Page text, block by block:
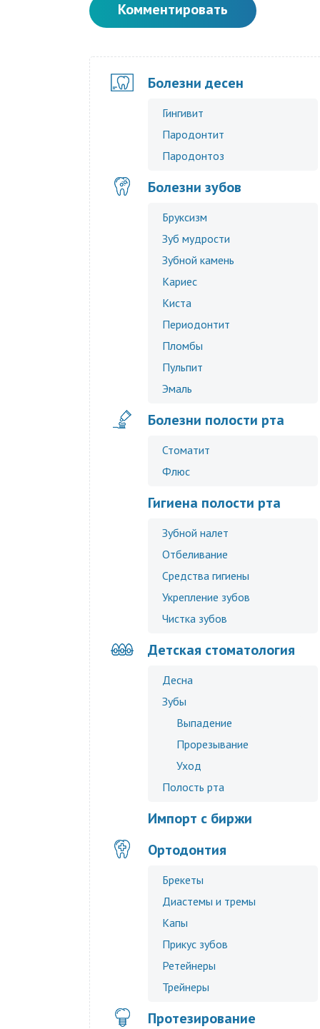
Комментировать
Болезни десен
Гингивит
Пародонтит
Пародонтоз
Болезни зубов
Бруксизм
Зуб мудрости
Зубной камень
Кариес
Киста
Периодонтит
Пломбы
Пульпит
Эмаль
Болезни полости рта
Стоматит
Флюс
Гигиена полости рта
Зубной налет
Отбеливание
Средства гигиены
Укрепление зубов
Чистка зубов
Детская стоматология
Десна
Зубы
Выпадение
Прорезывание
Уход
Полость рта
Импорт с биржи
Ортодонтия
Брекеты
Диастемы и тремы
Капы
Прикус зубов
Ретейнеры
Трейнеры
Протезирование